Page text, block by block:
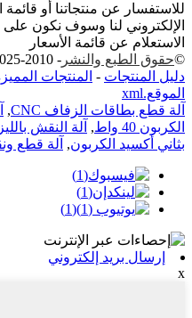
للاستفسار عن منتجاتنا أو
الإلكتروني لنا وسوف نكون على
الاستعلام عن قائمة الأسعار
©حقوق الطبع والنشر - 2010-2025 : جميع الحقوق محفوظة.
دليل المنتجات - المنتجات
الموقع.xml
آلة قطع بطاقات الزفاف CNC
,
الكربون 40 واط
, آلة النقش
بثاني أكسيد الكربون, آلة قطع
إرسال بريد إلكتروني
x